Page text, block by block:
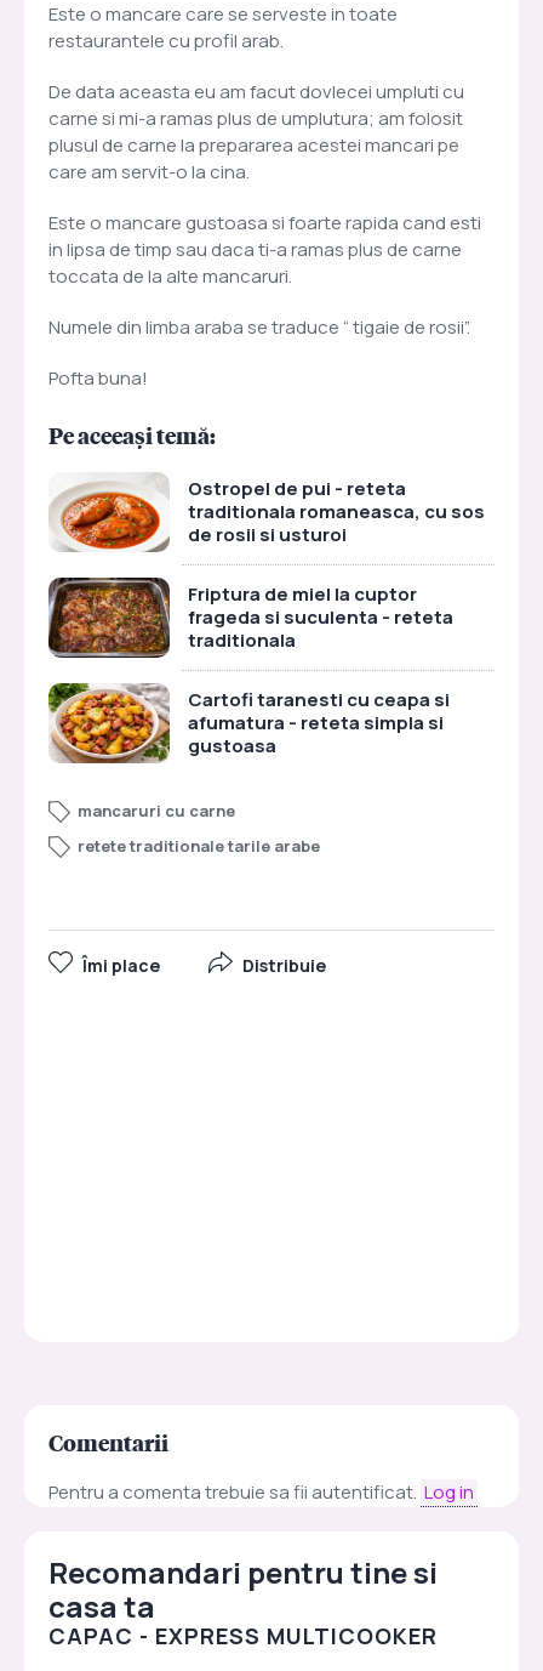
Este o mancare care se serveste in toate
restaurantele cu profil arab.
De data aceasta eu am facut dovlecei umpluti cu
carne si mi-a ramas plus de umplutura; am folosit
plusul de carne la prepararea acestei mancari pe
care am servit-o la cina.
Este o mancare gustoasa si foarte rapida cand esti
in lipsa de timp sau daca ti-a ramas plus de carne
toccata de la alte mancaruri.
Numele din limba araba se traduce “ tigaie de rosii”.
Pofta buna!
Pe aceeași temă:
Ostropel de pui - reteta
traditionala romaneasca, cu sos
de rosii si usturoi
Friptura de miel la cuptor
frageda si suculenta - reteta
traditionala
Cartofi taranesti cu ceapa si
afumatura - reteta simpla si
gustoasa
mancaruri cu carne
retete traditionale tarile arabe
Îmi place Distribuie
Comentarii
Pentru a comenta trebuie sa fii autentificat. Log in
Recomandari pentru tine si
casa ta
CAPAC - EXPRESS MULTICOOKER